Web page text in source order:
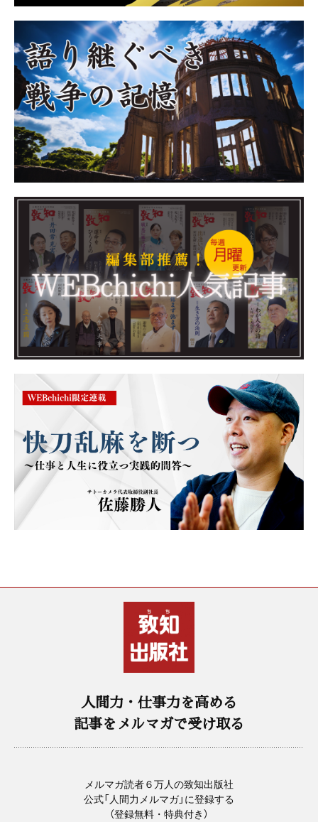
人間力・仕事力を高める
記事をメルマガで受け取る
メルマガ読者６万人の致知出版社
公式「人間力メルマガ」に登録する
（登録無料・特典付き）